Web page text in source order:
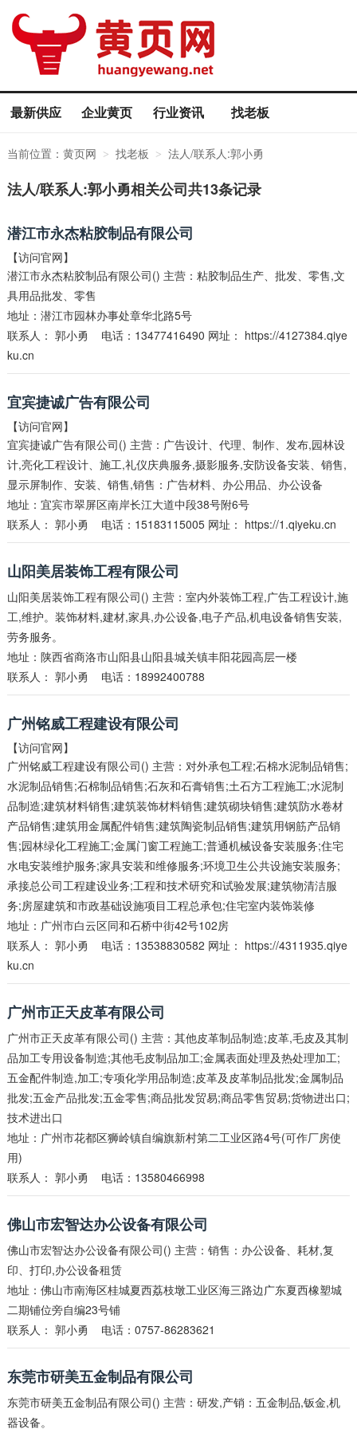
最新供应 企业黄页 行业资讯 找老板
当前位置： 黄页网 > 找老板 > 法人/联系人:郭小勇
法人/联系人:郭小勇相关公司共13条记录
潜江市永杰粘胶制品有限公司
【访问官网】
潜江市永杰粘胶制品有限公司() 主营：粘胶制品生产、批发、零售,文
具用品批发、零售
地址：潜江市园林办事处章华北路5号
联系人： 郭小勇 电话：13477416490 网址： https://4127384.qiye
ku.cn
宜宾捷诚广告有限公司
【访问官网】
宜宾捷诚广告有限公司() 主营：广告设计、代理、制作、发布,园林设
计,亮化工程设计、施工,礼仪庆典服务,摄影服务,安防设备安装、销售,
显示屏制作、安装、销售,销售：广告材料、办公用品、办公设备
地址：宜宾市翠屏区南岸长江大道中段38号附6号
联系人： 郭小勇 电话：15183115005 网址： https://1.qiyeku.cn
山阳美居装饰工程有限公司
山阳美居装饰工程有限公司() 主营：室内外装饰工程,广告工程设计,施
工,维护。装饰材料,建材,家具,办公设备,电子产品,机电设备销售安装,
劳务服务。
地址：陕西省商洛市山阳县山阳县城关镇丰阳花园高层一楼
联系人： 郭小勇 电话：18992400788
广州铭威工程建设有限公司
【访问官网】
广州铭威工程建设有限公司() 主营：对外承包工程;石棉水泥制品销售;
水泥制品销售;石棉制品销售;石灰和石膏销售;土石方工程施工;水泥制
品制造;建筑材料销售;建筑装饰材料销售;建筑砌块销售;建筑防水卷材
产品销售;建筑用金属配件销售;建筑陶瓷制品销售;建筑用钢筋产品销
售;园林绿化工程施工;金属门窗工程施工;普通机械设备安装服务;住宅
水电安装维护服务;家具安装和维修服务;环境卫生公共设施安装服务;
承接总公司工程建设业务;工程和技术研究和试验发展;建筑物清洁服
务;房屋建筑和市政基础设施项目工程总承包;住宅室内装饰装修
地址：广州市白云区同和石桥中街42号102房
联系人： 郭小勇 电话：13538830582 网址： https://4311935.qiye
ku.cn
广州市正天皮革有限公司
广州市正天皮革有限公司() 主营：其他皮革制品制造;皮革,毛皮及其制
品加工专用设备制造;其他毛皮制品加工;金属表面处理及热处理加工;
五金配件制造,加工;专项化学用品制造;皮革及皮革制品批发;金属制品
批发;五金产品批发;五金零售;商品批发贸易;商品零售贸易;货物进出口;
技术进出口
地址：广州市花都区狮岭镇自编旗新村第二工业区路4号(可作厂房使
用)
联系人： 郭小勇 电话：13580466998
佛山市宏智达办公设备有限公司
佛山市宏智达办公设备有限公司() 主营：销售：办公设备、耗材,复
印、打印,办公设备租赁
地址：佛山市南海区桂城夏西荔枝墩工业区海三路边广东夏西橡塑城
二期铺位旁自编23号铺
联系人： 郭小勇 电话：0757-86283621
东莞市研美五金制品有限公司
东莞市研美五金制品有限公司() 主营：研发,产销：五金制品,钣金,机
器设备。